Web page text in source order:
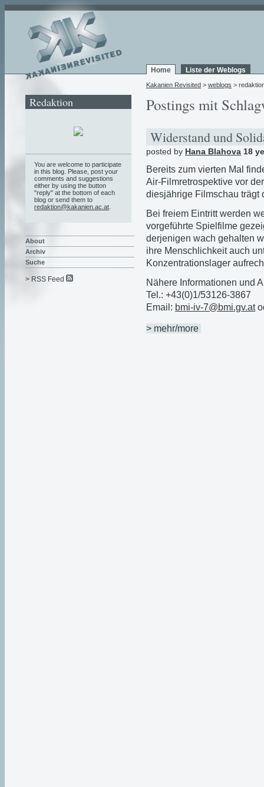
Home Liste der Weblogs
Kakanien Revisited > weblogs >
Postings mit
Widerstand und
posted by Hana Blahova 18
Bereits zum vierten Mal
Air-Filmretrospektive vor
diesjährige Filmschau trägt
Bei freiem Eintritt werden
vorgeführte Spielfilme
derjenigen wach gehalten
ihre Menschlichkeit auch
Konzentrationslager
Nähere Informationen und
Tel.: +43(0)1/53126-3867
Email: bmi-iv-7@bmi.gv.at
> mehr/more
Redaktion
You are welcome to participate
in this blog. Please, post your
comments and suggestions
either by using the button
"reply" at the bottom of each
blog or send them to
redaktion@kakanien.ac.at
About
Archiv
Suche
> RSS Feed